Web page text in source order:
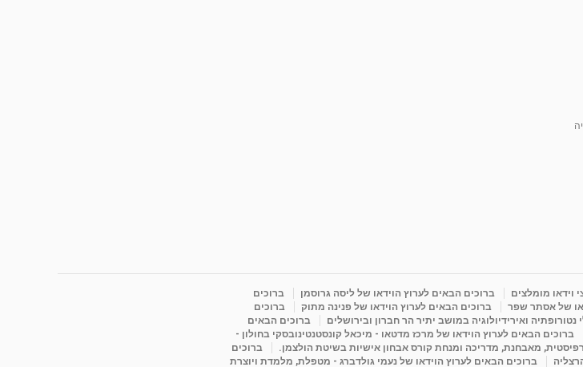
וידאו מומלצים ברוכים הבאים לערוץ הוידאו של ליסה גרוסמן
ברוכים
של אסתר שפר ברוכים הבאים לערוץ הוידאו של פנינה מתוק
ברוכים
ואירידיולוגיה במושב יתיר הר חברון ובירושלים
ברוכים הבאים
ברוכים הבאים לערוץ הוידאו של מרכז מדטאו - מיכאל קונסטנטינובסקי בחולון -
מאבחנת, מדריכה ומנחת קורס אבחון אישיות בשיטת הולצמן.
ברוכים
ברוכים הבאים לערוץ הוידאו של נעמי גולדברג - מטפלת, מלמדת ויוצרת